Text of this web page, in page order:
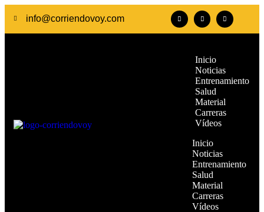
info@corriendovoy.com
Inicio
Noticias
Entrenamiento
Salud
Material
Carreras
Vídeos
Inicio
Noticias
Entrenamiento
Salud
Material
Carreras
Vídeos